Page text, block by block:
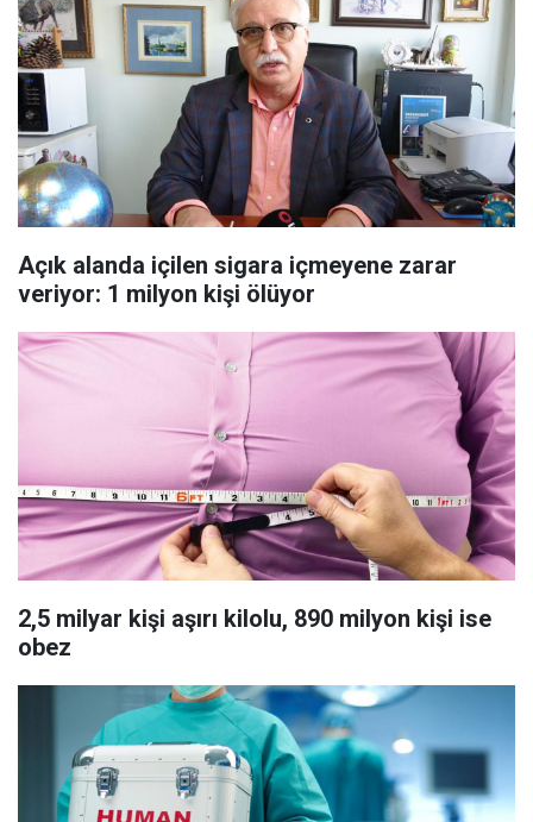
Açık alanda içilen sigara içmeyene zarar
veriyor: 1 milyon kişi ölüyor
2,5 milyar kişi aşırı kilolu, 890 milyon kişi ise
obez